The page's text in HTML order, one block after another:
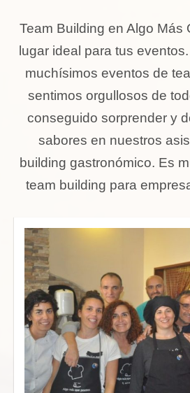
Team Building en Algo Más
lugar ideal para tus
muchísimos eventos de
sentimos orgullosos de
conseguido sorprender y
sabores en nuestros
building gastronómico. Es
team building para